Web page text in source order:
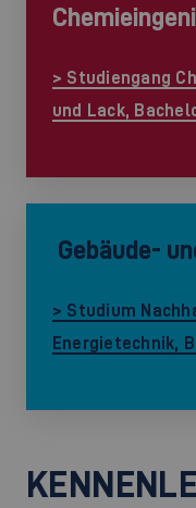
> Studiengang
und Lack,
Gebäude-
> Studium
Energietechnik,